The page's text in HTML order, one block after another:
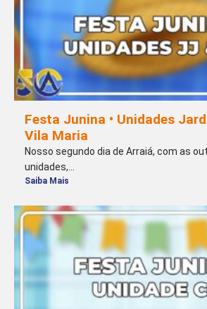
Festa Junina • Unidades
Vila Maria
Nosso segundo dia de Arraiá, com as
unidades,...
Saiba Mais